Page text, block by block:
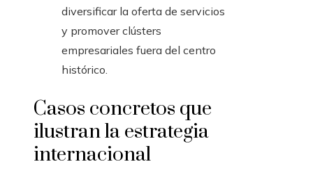
diversificar la oferta de servicios
y promover clústers
empresariales fuera del centro
histórico.
Casos concretos que
ilustran la estrategia
internacional